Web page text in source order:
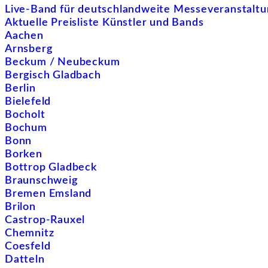
Live-Band für deutschlandweite
Aktuelle Preisliste Künstler und Bands
Aachen
Arnsberg
Beckum / Neubeckum
Bergisch Gladbach
Berlin
Bielefeld
Bocholt
Bochum
Bonn
Borken
Bottrop Gladbeck
Braunschweig
Bremen Emsland
Brilon
Castrop-Rauxel
Chemnitz
Coesfeld
Datteln